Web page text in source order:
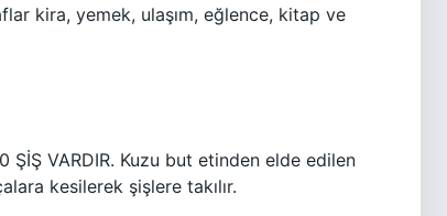
kira, yemek, ulaşım, eğlence, kitap ve
ŞİŞ VARDIR. Kuzu but etinden elde edilen
kesilerek şişlere takılır.